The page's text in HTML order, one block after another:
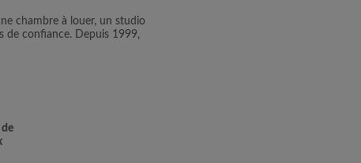
chambre à louer, un studio
de confiance. Depuis 1999,
de